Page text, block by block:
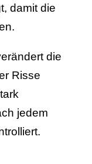
damit die
die
Risse
jedem